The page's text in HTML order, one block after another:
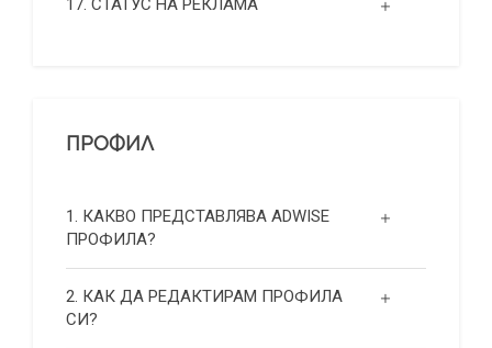
17. СТАТУС НА РЕКЛАМА
ПРОФИЛ
1. КАКВО ПРЕДСТАВЛЯВА ADWISE
ПРОФИЛА?
2. КАК ДА РЕДАКТИРАМ ПРОФИЛА
СИ?